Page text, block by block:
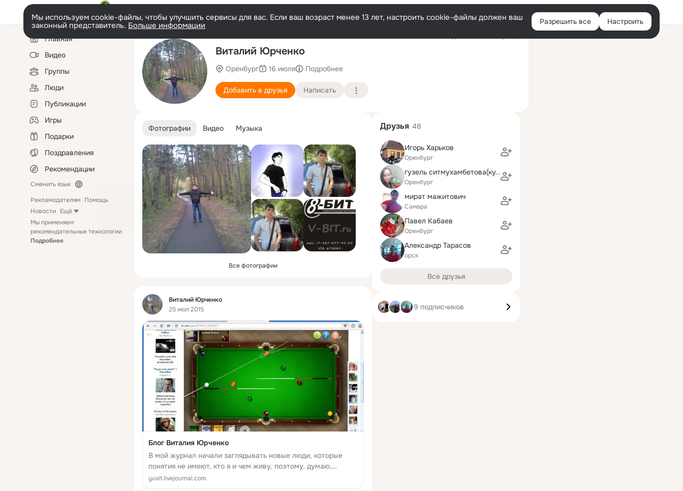
Войти
Мы используем cookie-файлы, чтобы улучшить сервисы для вас. Если ваш возраст менее 13 лет, настроить cookie-файлы должен ваш
законный представитель. Больше информации Разрешить все Настроить
Левая
колонкаГлавная
Видео
Группы
Люди
Публикации
Игры
Подарки
Поздравления
Рекомендации
Сменить язык
Рекламодателям Помощь
Новости Ещё
Мы применяем
рекомендательные технологии
Подробнее
Виталий Юрченко
Оренбург 16 июля Подробнее
Добавить в друзья Написать
Фотографии Видео Музыка
Все фотографии
Фид
Виталий Юрченко
25 июл 2015
Блог Виталия Юрченко
В мой журнал начали заглядывать новые люди, которые
понятия не имеют, кто я и чем живу, поэтому, думаю,
настало время написать верхний пост.Сначала коротенький
yuvit.livejournal.com
Друзья 48
Игорь Харьков
Оренбург
гузель ситмухамбетова(купанова)
Оренбург
мират мажитович
Самара
Павел Кабаев
Оренбург
Александр Тарасов
орск
Все друзья
9 подписчиков